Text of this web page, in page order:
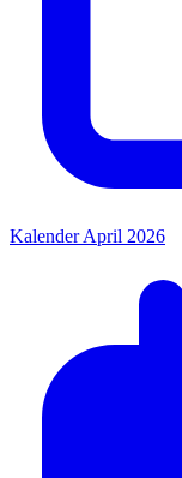
Kalender April 2026